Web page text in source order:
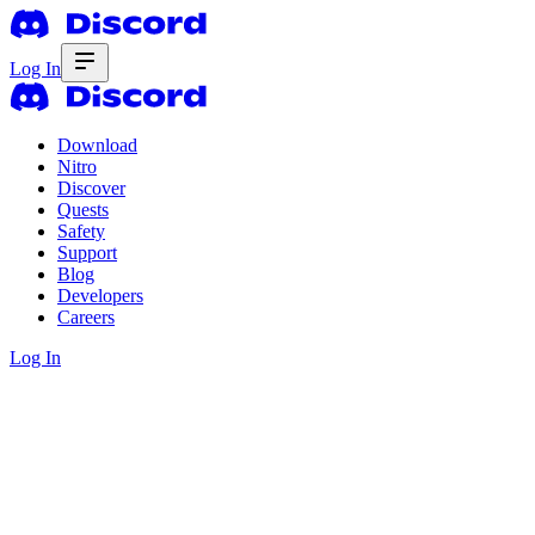
Log In
Download
Nitro
Discover
Quests
Safety
Support
Blog
Developers
Careers
Log In